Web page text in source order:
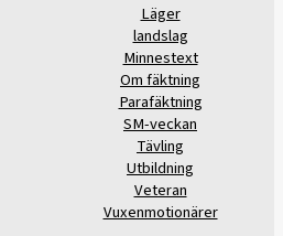
Läger
landslag
Minnestext
Om fäktning
Parafäktning
SM-veckan
Tävling
Utbildning
Veteran
Vuxenmotionärer